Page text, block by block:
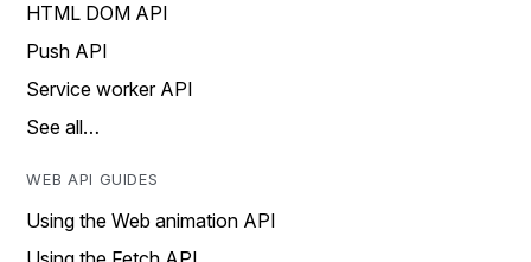
HTML DOM API
Push API
Service worker API
See all…
WEB API GUIDES
Using the Web animation API